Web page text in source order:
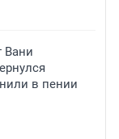
Вани
в пении